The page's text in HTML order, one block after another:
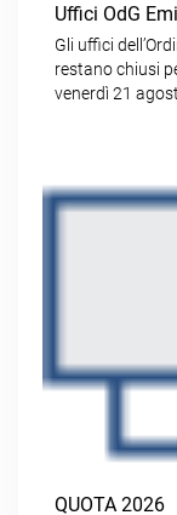
Uffici OdG
Gli uffici
restano chiusi
venerdì 21
QUOTA 2026